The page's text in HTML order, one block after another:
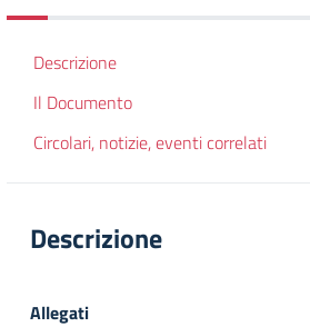
Descrizione
Il Documento
Circolari, notizie, eventi correlati
Descrizione
Allegati